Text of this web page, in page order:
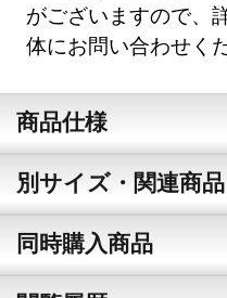
がございますので、
体にお問い合わせく
商品仕様
別サイズ・関連商品
同時購入商品